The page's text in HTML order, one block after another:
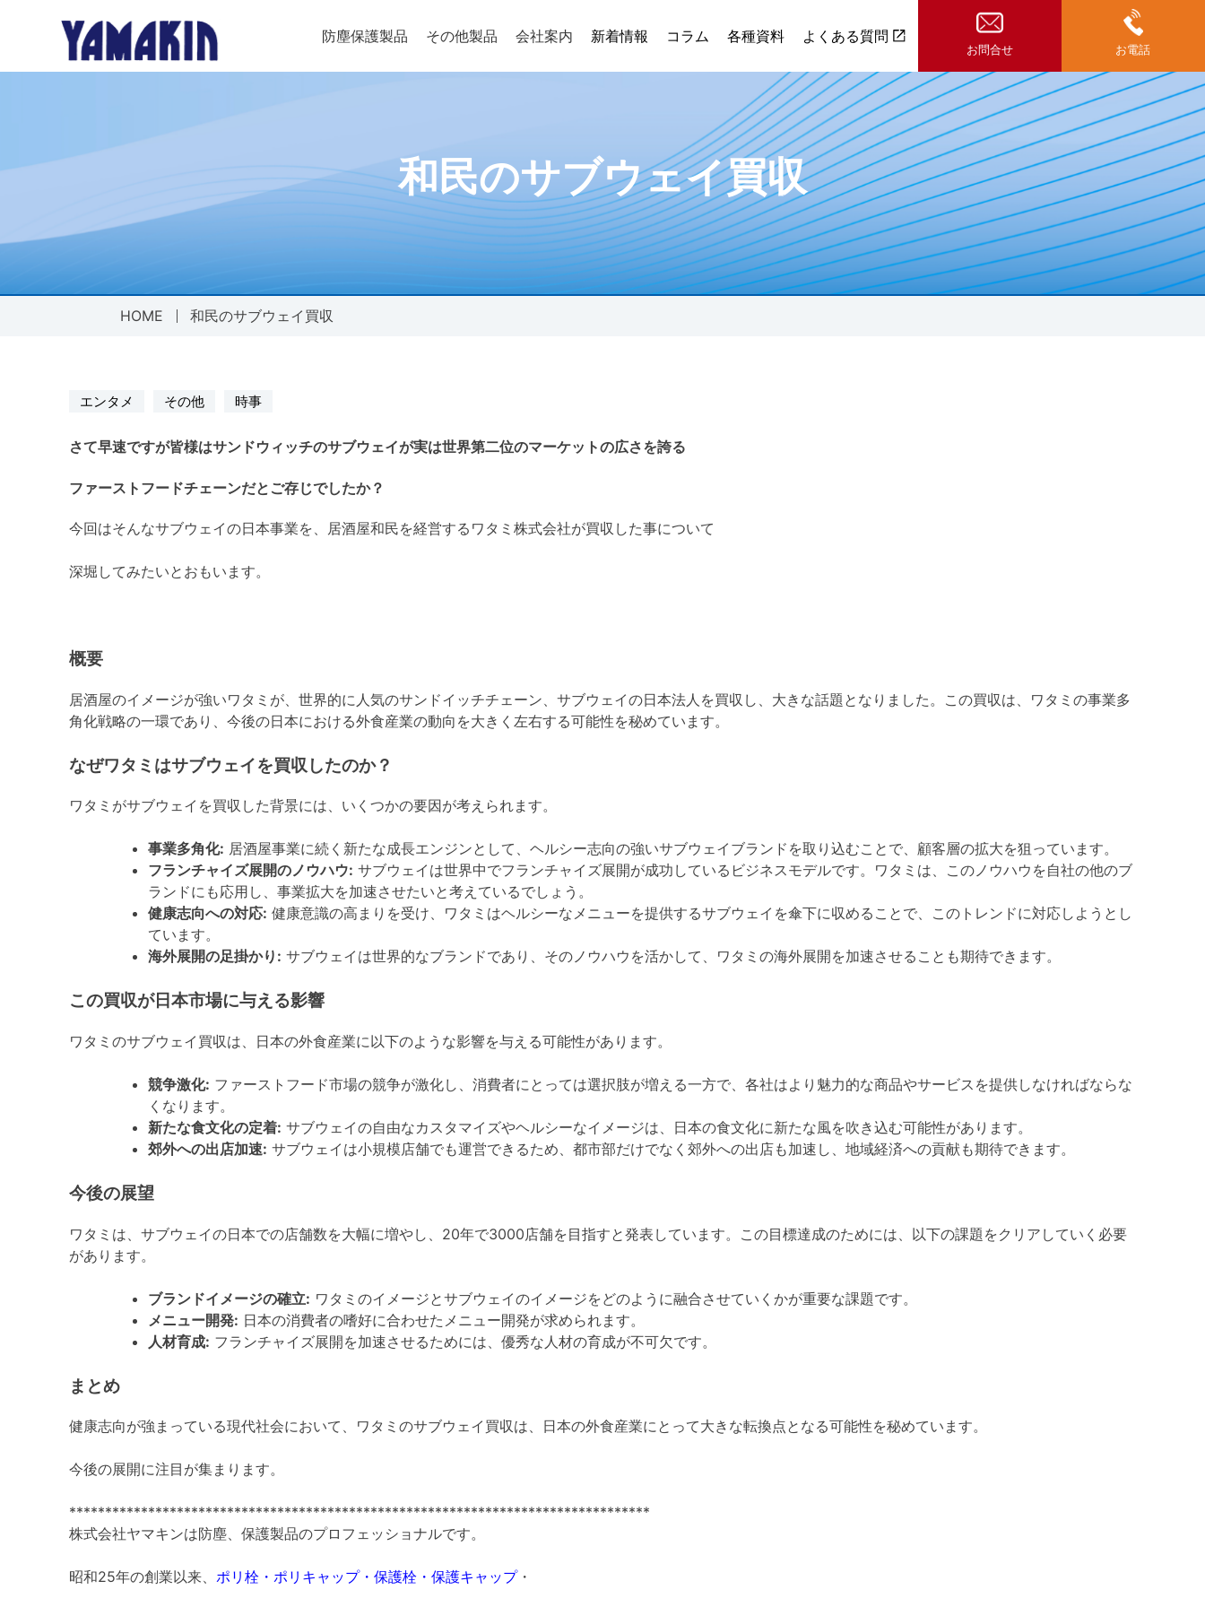
防塵保護製品 その他製品 会社案内 新着情報 コラム 各種資料 よくある質問
お問合せ お電話
全製品一覧
内側に挿し込むタイプ（ポリ栓 ・内面キャップ・ネジ込み式プラグ等）
PT/PFメスねじ用 SW継手 ミリメスネジ用(ナット等) 一般栓（ビン等）
配管材
外側に被せるタイプ（ポリキャップ・外面キャップ・GKキャップ等）
全製品一覧
ゴムパッキン ジョイントシート うず巻き形ガスケット フッ素樹脂ガスケット
グランドパッキン Oリング
会社案内TOPへ
社是 沿革
SDGsへの取り組み
和民のサブウェイ買収
HOME 和民のサブウェイ買収
エンタメ その他 時事
さて早速ですが皆様はサンドウィッチのサブウェイが実は世界第二位のマーケットの広さを誇る
ファーストフードチェーンだとご存じでしたか？
今回はそんなサブウェイの日本事業を、居酒屋和民を経営するワタミ株式会社が買収した事について
深堀してみたいとおもいます。
概要
居酒屋のイメージが強いワタミが、世界的に人気のサンドイッチチェーン、サブウェイの日本法人を買収し、大きな話題となりました。この買収は、ワタミの事業多
角化戦略の一環であり、今後の日本における外食産業の動向を大きく左右する可能性を秘めています。
なぜワタミはサブウェイを買収したのか？
ワタミがサブウェイを買収した背景には、いくつかの要因が考えられます。
事業多角化: 居酒屋事業に続く新たな成長エンジンとして、ヘルシー志向の強いサブウェイブランドを取り込むことで、顧客層の拡大を狙っています。
フランチャイズ展開のノウハウ: サブウェイは世界中でフランチャイズ展開が成功しているビジネスモデルです。ワタミは、このノウハウを自社の他のブ
ランドにも応用し、事業拡大を加速させたいと考えているでしょう。
健康志向への対応: 健康意識の高まりを受け、ワタミはヘルシーなメニューを提供するサブウェイを傘下に収めることで、このトレンドに対応しようとし
ています。
海外展開の足掛かり: サブウェイは世界的なブランドであり、そのノウハウを活かして、ワタミの海外展開を加速させることも期待できます。
この買収が日本市場に与える影響
ワタミのサブウェイ買収は、日本の外食産業に以下のような影響を与える可能性があります。
競争激化: ファーストフード市場の競争が激化し、消費者にとっては選択肢が増える一方で、各社はより魅力的な商品やサービスを提供しなければならな
くなります。
新たな食文化の定着: サブウェイの自由なカスタマイズやヘルシーなイメージは、日本の食文化に新たな風を吹き込む可能性があります。
郊外への出店加速: サブウェイは小規模店舗でも運営できるため、都市部だけでなく郊外への出店も加速し、地域経済への貢献も期待できます。
今後の展望
ワタミは、サブウェイの日本での店舗数を大幅に増やし、20年で3000店舗を目指すと発表しています。この目標達成のためには、以下の課題をクリアしていく必要
があります。
ブランドイメージの確立: ワタミのイメージとサブウェイのイメージをどのように融合させていくかが重要な課題です。
メニュー開発: 日本の消費者の嗜好に合わせたメニュー開発が求められます。
人材育成: フランチャイズ展開を加速させるためには、優秀な人材の育成が不可欠です。
まとめ
健康志向が強まっている現代社会において、ワタミのサブウェイ買収は、日本の外食産業にとって大きな転換点となる可能性を秘めています。
今後の展開に注目が集まります。
*********************************************************************************
株式会社ヤマキンは防塵、保護製品のプロフェッショナルです。
昭和25年の創業以来、 ポリ栓・ポリキャップ・保護栓・保護キャップ・